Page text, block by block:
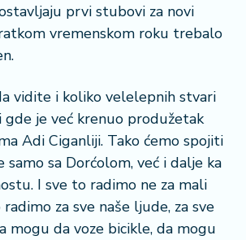
prvi stubovi za novi
vremenskom roku trebalo
vidite i koliko velelepnih stvari
gde je već krenuo produžetak
Adi Ciganliji. Tako ćemo spojiti
sa Dorćolom, već i dalje ka
I sve to radimo ne za mali
za sve naše ljude, za sve
mogu da voze bicikle, da mogu